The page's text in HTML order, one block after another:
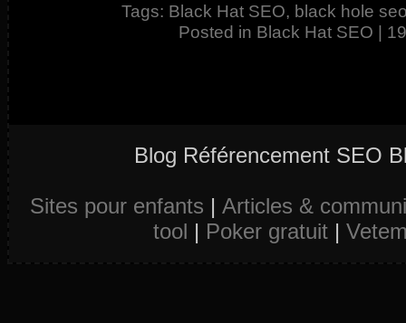
Tags: Black Hat SEO, black hole
Posted in Black Hat SEO |
Blog Référencement SEO
Sites pour enfants | Articles &
tool | Poker gratuit|